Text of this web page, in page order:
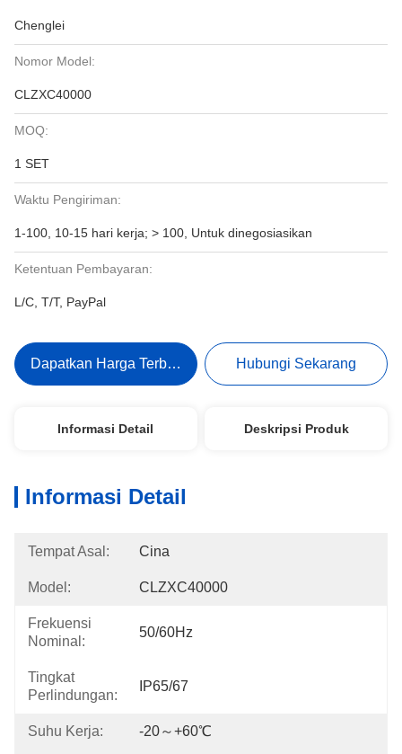
Chenglei
Nomor Model:
CLZXC40000
MOQ:
1 SET
Waktu Pengiriman:
1-100, 10-15 hari kerja; > 100, Untuk dinegosiasikan
Ketentuan Pembayaran:
L/C, T/T, PayPal
Dapatkan Harga Terbaik Hubungi Sekarang
Informasi Detail Deskripsi Produk
Informasi Detail
Tempat Asal: Cina
Model: CLZXC40000
Frekuensi
Nominal:
50/60Hz
Tingkat
Perlindungan:
IP65/67
Suhu Kerja: -20～+60℃